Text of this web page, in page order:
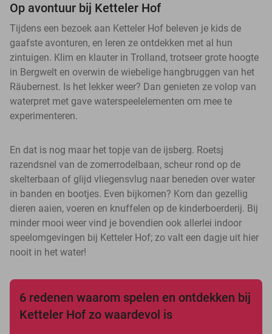
Op avontuur bij Ketteler Hof
Tijdens een bezoek aan Ketteler Hof beleven je kids de
gaafste avonturen, en leren ze ontdekken met al hun
zintuigen. Klim en klauter in Trolland, trotseer grote hoogte
in Bergwelt en overwin de wiebelige hangbruggen van het
Räubernest. Is het lekker weer? Dan genieten ze volop van
waterpret met gave waterspeelelementen om mee te
experimenteren.
En dat is nog maar het topje van de ijsberg. Roetsj
razendsnel van de zomerrodelbaan, scheur rond op de
skelterbaan of glijd vliegensvlug naar beneden over water
in banden en bootjes. Even bijkomen? Kom dan gezellig
dieren aaien, voeren en knuffelen op de kinderboerderij. Bij
minder mooi weer vind je bovendien ook allerlei indoor
speelomgevingen bij Ketteler Hof; zo valt een dagje uit hier
nooit in het water!
6 redenen waarom spelen en ontdekken bij
Ketteler Hof zo waardevol is